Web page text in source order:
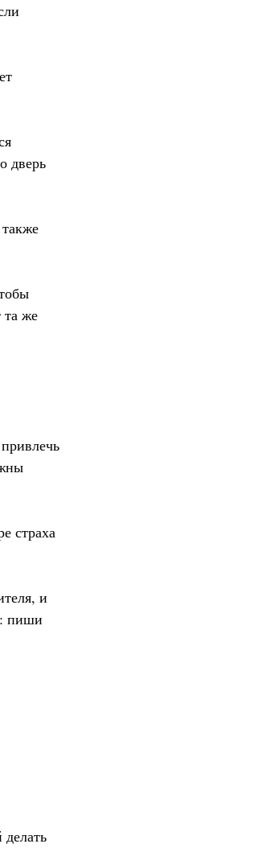
дверь
та же
страха
и
пиши